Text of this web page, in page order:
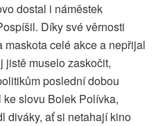
dostal i náměstek
Díky své věrnosti
celé akce a nepřijal
jistě muselo zaskočit,
poslední dobou
slovu Bolek Polívka,
diváky, ať si netahají kino